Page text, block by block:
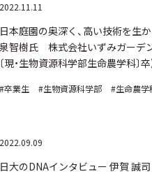
本庭園の奥深く、高い技術を生
智樹氏 株式会社いずみガーデ
現・生物資源科学部生命農学科〕卒
卒業生 #生物資源科学部 #生命農学
大のDNAインタビュー 伊賀 誠